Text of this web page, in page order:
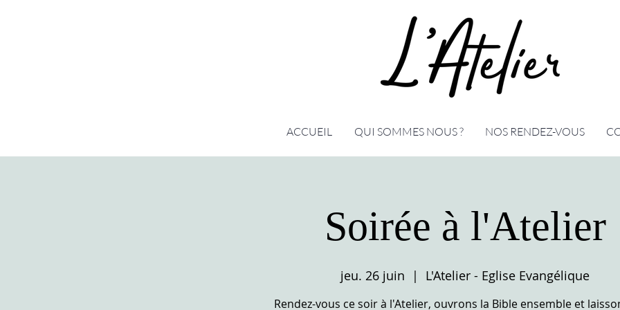
ACCUEIL QUI SOMMES NOUS ? NOS RENDEZ-VOUS
Soirée à l'Atelier
jeu. 26 juin
  |
L'Atelier - Eglise Evangélique
Rendez-vous ce soir à l'Atelier, ouvrons la Bible ensemble et